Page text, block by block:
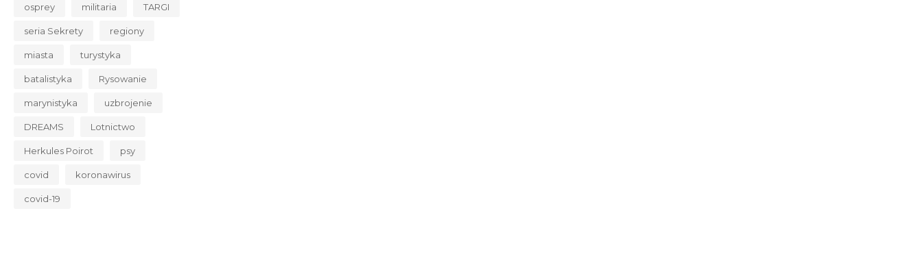
osprey militaria TARGI
seria Sekrety regiony
miasta turystyka
batalistyka Rysowanie
marynistyka uzbrojenie
DREAMS Lotnictwo
Herkules Poirot psy
covid koronawirus
covid-19